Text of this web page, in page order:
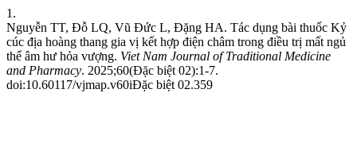
1.
Nguyễn TT, Đỗ LQ, Vũ Đức L, Đặng HA. Tác dụng bài thuốc Kỷ
cúc địa hoàng thang gia vị kết hợp điện châm trong điều trị mất ngủ
thể âm hư hỏa vượng. Viet Nam Journal of Traditional Medicine
and Pharmacy. 2025;60(Đặc biệt 02):1-7.
doi:10.60117/vjmap.v60iĐặc biệt 02.359